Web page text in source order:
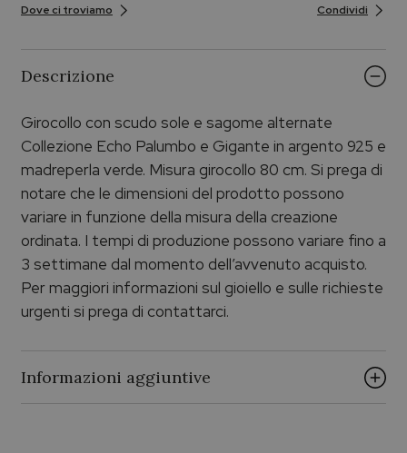
Dove ci troviamo Condividi
Descrizione
Girocollo con scudo sole e sagome alternate
Collezione Echo Palumbo e Gigante in argento 925 e
madreperla verde. Misura girocollo 80 cm. Si prega di
notare che le dimensioni del prodotto possono
variare in funzione della misura della creazione
ordinata. I tempi di produzione possono variare fino a
3 settimane dal momento dell’avvenuto acquisto.
Per maggiori informazioni sul gioiello e sulle richieste
urgenti si prega di contattarci.
Informazioni aggiuntive